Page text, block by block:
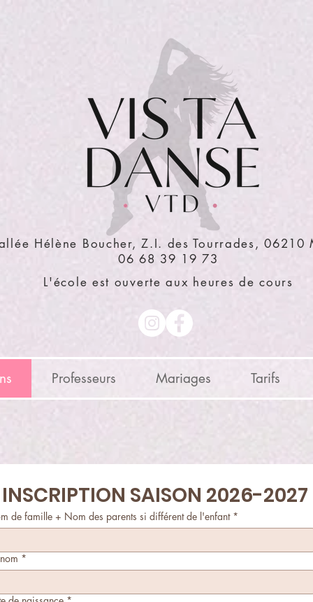
Hélène Boucher, Z.I. des Tourrades, 06210
06 68 39 19 73
L'école est ouverte aux heures de cours
Professeurs Mariages Tarifs
INSCRIPTION SAISON 2026-2027
de famille + Nom des parents si différent de l'enfant *
*